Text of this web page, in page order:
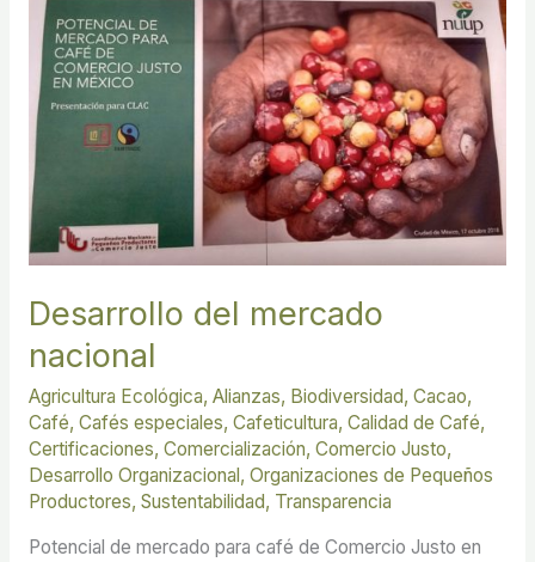
Desarrollo del mercado
nacional
Agricultura Ecológica, Alianzas, Biodiversidad, Cacao,
Café, Cafés especiales, Cafeticultura, Calidad de Café,
Certificaciones, Comercialización, Comercio Justo,
Desarrollo Organizacional, Organizaciones de Pequeños
Productores, Sustentabilidad, Transparencia
Potencial de mercado para café de Comercio Justo en
del
mercado
nacional